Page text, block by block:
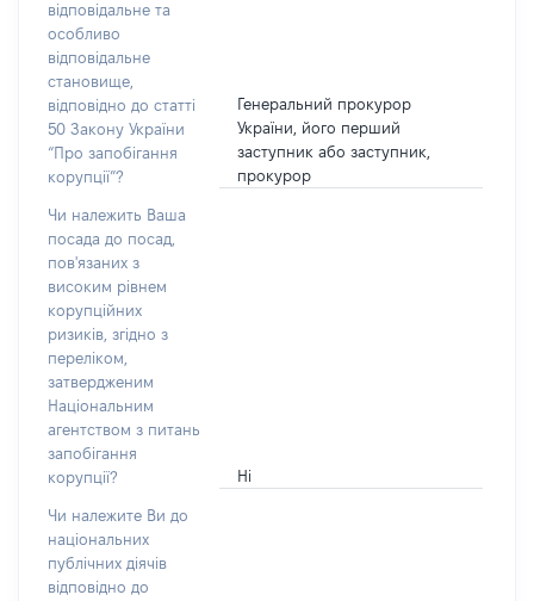
відповідальне та
особливо
відповідальне
становище,
відповідно до статті
50 Закону України
“Про запобігання
корупції”?
Генеральний прокурор
України, його перший
заступник або заступник,
прокурор
Чи належить Ваша
посада до посад,
пов'язаних з
високим рівнем
корупційних
ризиків, згідно з
переліком,
затвердженим
Національним
агентством з питань
запобігання
корупції?
Ні
Чи належите Ви до
національних
публічних діячів
відповідно до